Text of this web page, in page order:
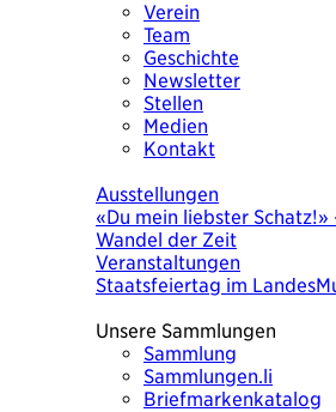
Verein
Team
Geschichte
Newsletter
Stellen
Medien
Kontakt
Ausstellungen
Was heute wichtig war.
von Ursula Wolf
Veranstaltungen
KulturSuppe mit der
Unsere Sammlungen
Sammlung
Sammlungen.li
Briefmarkenkatalog